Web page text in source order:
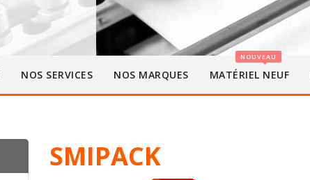
NOS SERVICES NOS MARQUES MATÉRIEL NEUF
NOUVEAU
SMIPACK